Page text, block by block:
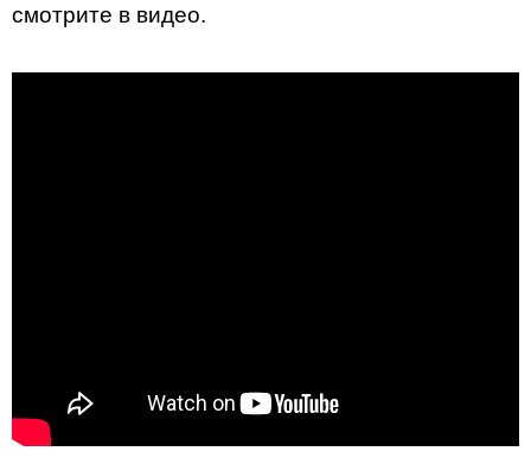
смотрите в видео.